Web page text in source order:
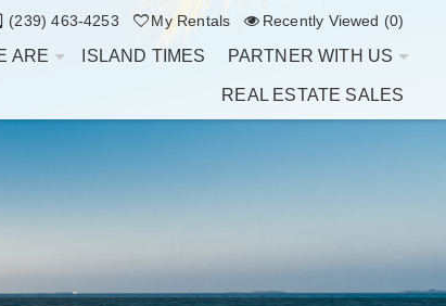
(239) 463-4253 My Rentals Recently Viewed (0)
ARE ISLAND TIMES PARTNER WITH US
REAL ESTATE SALES